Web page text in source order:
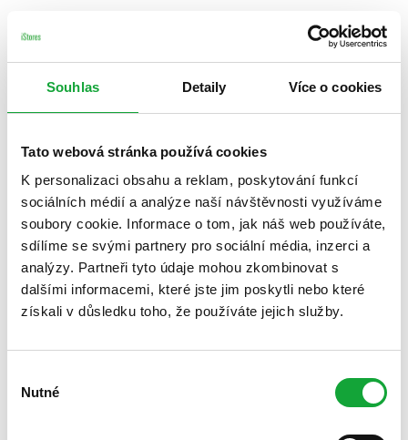
Souhlas Detaily Více o cookies
Tato webová stránka používá cookies
K personalizaci obsahu a reklam, poskytování funkcí
sociálních médií a analýze naší návštěvnosti využíváme
soubory cookie. Informace o tom, jak náš web používáte,
sdílíme se svými partnery pro sociální média, inzerci a
analýzy. Partneři tyto údaje mohou zkombinovat s
dalšími informacemi, které jste jim poskytli nebo které
získali v důsledku toho, že používáte jejich služby.
souhlasu
Nutné